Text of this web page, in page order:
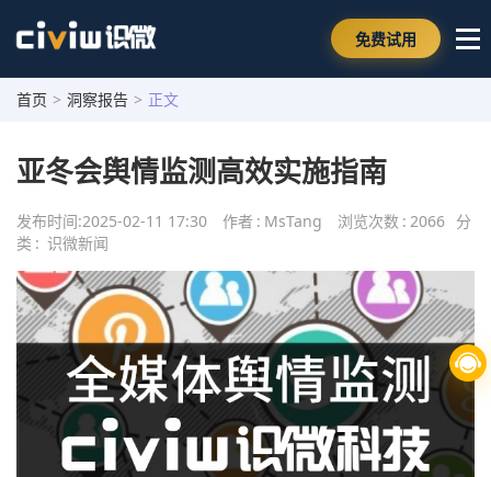
免费试用
首页 > 洞察报告 > 正文
亚冬会舆情监测高效实施指南
发布时间:2025-02-11 17:30 作者 : MsTang 浏览次数 : 2066 分
类 : 识微新闻